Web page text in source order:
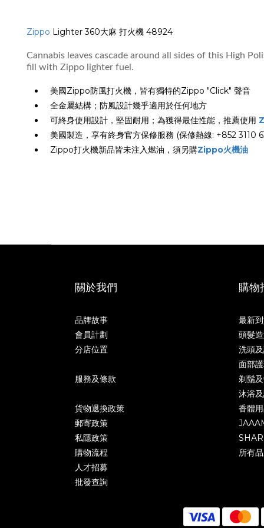
Zippo Lighter 360大麻 打火機 48924
Cannabis leaves cascade around all sides of this High
fill with Zippo lighter fuel.
美國Zippo防風打火機，皆有獨特的Zippo "Click" 聲音
全金屬結構；防風設計幾乎適用於任何地方
可終身使用設計，堅固耐用；為獲得最佳性能，推薦使用
美國製造，享有終身官方保修服務 (保修熱線: +852 3110
Zippo打火機新品皆未注入燃油，須另購Zippo火機油
關於我們
品牌故事
會員計劃
分店位置
服務及條款
貨物退換政策
郵寄政策
私隱政策
購物流程
人才招募
批發查詢
購物
最新
頭髮
洗頭
面部
剃鬚
沐浴
香體
所有